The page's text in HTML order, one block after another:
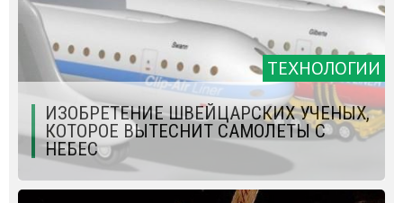
ТЕХНОЛОГИИ
ИЗОБРЕТЕНИЕ ШВЕЙЦАРСКИХ УЧЕНЫХ,
КОТОРОЕ ВЫТЕСНИТ САМОЛЕТЫ С
НЕБЕС